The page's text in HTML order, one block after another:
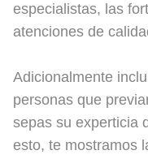
especialistas, las
atenciones de
Adicionalmente
personas que
sepas su experticia
esto, te mostramos